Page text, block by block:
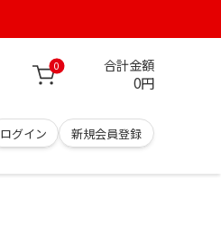
0 合計金額
0円
ログイン 新規会員登録